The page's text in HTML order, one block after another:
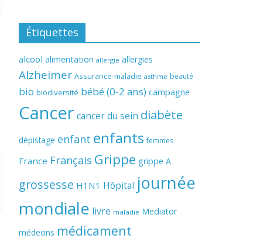
Étiquettes
alcool alimentation allergie allergies
Alzheimer Assurance-maladie asthme beauté
bio biodiversité bébé (0-2 ans) campagne
Cancer cancer du sein diabète
dépistage enfant enfants femmes
France Français Grippe grippe A
grossesse H1N1 Hôpital journée
mondiale livre maladie Mediator
médecins médicament